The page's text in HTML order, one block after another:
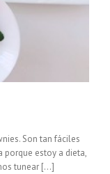
Son tan fáciles
porque estoy a dieta,
tunear [...]